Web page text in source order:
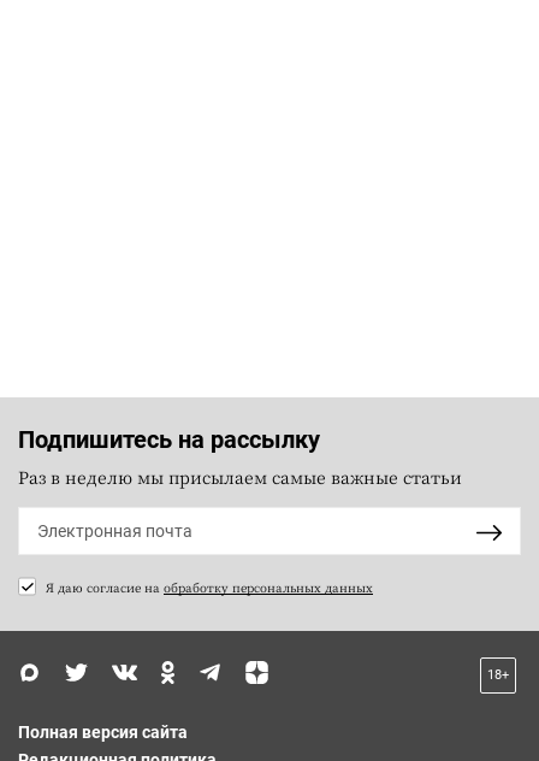
Подпишитесь на рассылку
Раз в неделю мы присылаем самые важные статьи
Я даю согласие на обработку персональных данных
18+
Полная версия сайта